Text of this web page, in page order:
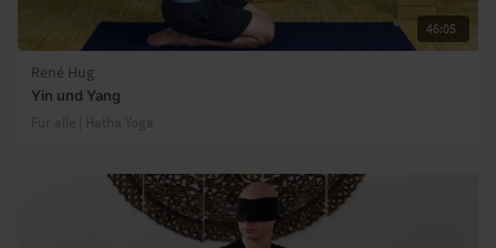
46:05
René Hug
Yin und Yang
Für alle | Hatha Yoga